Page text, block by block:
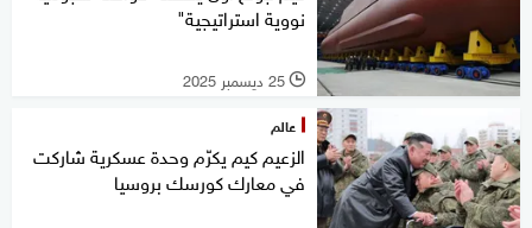
نووية استراتيجية"
l 25 ديسمبر 2025
عالم
الزعيم كيم يكرّم وحدة عسكرية شاركت
في معارك كورسك بروسيا